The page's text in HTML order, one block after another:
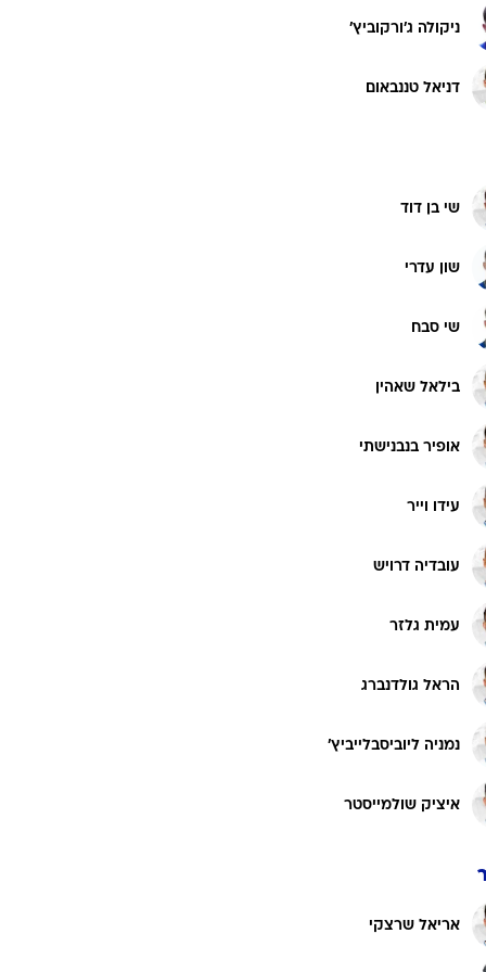
ניקולה ג'ורקוביץ'
דניאל טננבאום
שי בן דוד
שון עדרי
שי סבח
בילאל שאהין
אופיר בנבנישתי
עידו וייר
עובדיה דרויש
עמית גלזר
הראל גולדנברג
נמניה ליוביסבלייביץ'
איציק שולמייסטר
אריאל שרצקי